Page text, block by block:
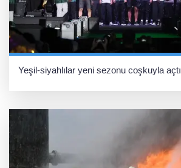
Yeşil-siyahlılar yeni sezonu coşkuyla açtı